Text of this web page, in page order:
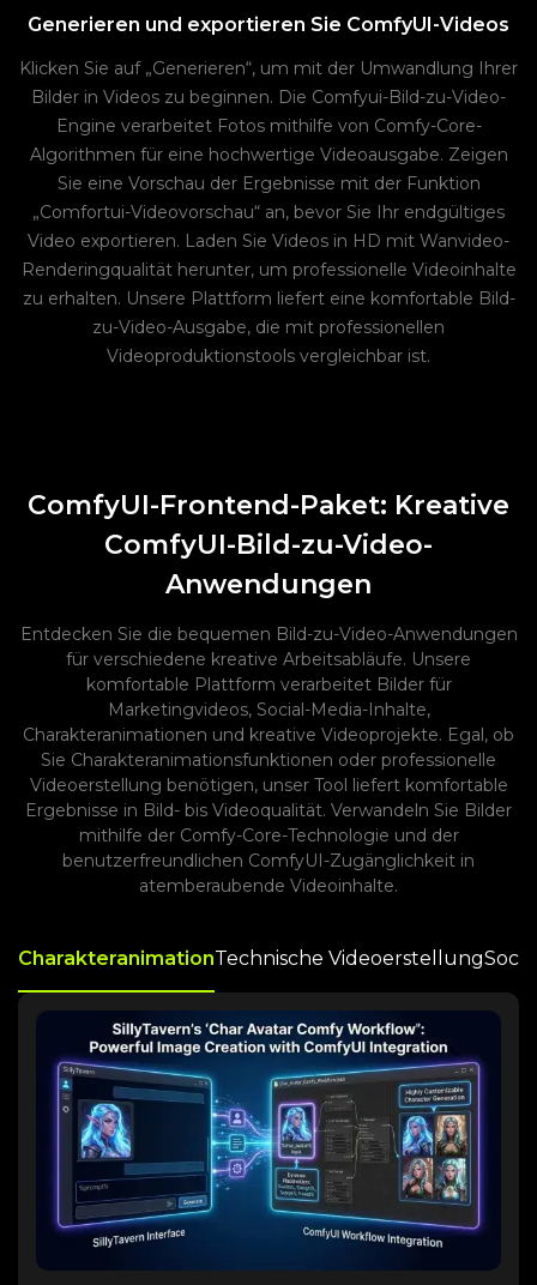
Generieren und exportieren Sie ComfyUI-Videos
Klicken Sie auf „Generieren“, um mit der Umwandlung Ihrer
Bilder in Videos zu beginnen. Die Comfyui-Bild-zu-Video-
Engine verarbeitet Fotos mithilfe von Comfy-Core-
Algorithmen für eine hochwertige Videoausgabe. Zeigen
Sie eine Vorschau der Ergebnisse mit der Funktion
„Comfortui-Videovorschau“ an, bevor Sie Ihr endgültiges
Video exportieren. Laden Sie Videos in HD mit Wanvideo-
Renderingqualität herunter, um professionelle Videoinhalte
zu erhalten. Unsere Plattform liefert eine komfortable Bild-
zu-Video-Ausgabe, die mit professionellen
Videoproduktionstools vergleichbar ist.
ComfyUI-Frontend-Paket: Kreative
ComfyUI-Bild-zu-Video-
Anwendungen
Entdecken Sie die bequemen Bild-zu-Video-Anwendungen
für verschiedene kreative Arbeitsabläufe. Unsere
komfortable Plattform verarbeitet Bilder für
Marketingvideos, Social-Media-Inhalte,
Charakteranimationen und kreative Videoprojekte. Egal, ob
Sie Charakteranimationsfunktionen oder professionelle
Videoerstellung benötigen, unser Tool liefert komfortable
Ergebnisse in Bild- bis Videoqualität. Verwandeln Sie Bilder
mithilfe der Comfy-Core-Technologie und der
benutzerfreundlichen ComfyUI-Zugänglichkeit in
atemberaubende Videoinhalte.
CharakteranimationTechnische Videoerstellung